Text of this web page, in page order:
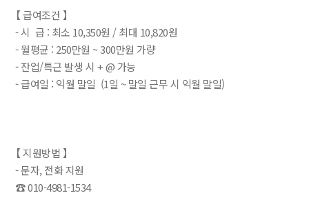
【 급여조건 】
- 시 급 : 최소 10,350원 / 최대 10,820원
- 월평균 : 250만원 ~ 300만원 가량
- 잔업/특근 발생 시 + @ 가능
- 급여일 : 익월 말일 (1일 ~ 말일 근무 시 익월 말일)
【 지원방법 】
- 문자, 전화 지원
☎ 010-4981-1534